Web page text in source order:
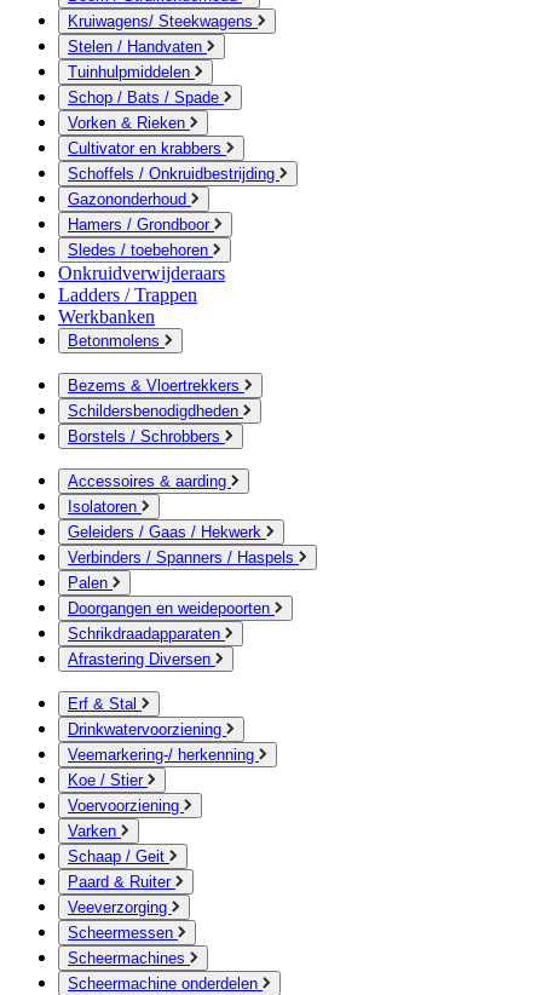
Kruiwagens/ Steekwagens
Stelen / Handvaten
Tuinhulpmiddelen
Schop / Bats / Spade
Vorken & Rieken
Cultivator en krabbers
Schoffels / Onkruidbestrijding
Gazononderhoud
Hamers / Grondboor
Sledes / toebehoren
Onkruidverwijderaars
Ladders / Trappen
Werkbanken
Betonmolens
Bezems & Vloertrekkers
Schildersbenodigdheden
Borstels / Schrobbers
Accessoires & aarding
Isolatoren
Geleiders / Gaas / Hekwerk
Verbinders / Spanners / Haspels
Palen
Doorgangen en weidepoorten
Schrikdraadapparaten
Afrastering Diversen
Erf & Stal
Drinkwatervoorziening
Veemarkering-/ herkenning
Koe / Stier
Voervoorziening
Varken
Schaap / Geit
Paard & Ruiter
Veeverzorging
Scheermessen
Scheermachines
Scheermachine onderdelen